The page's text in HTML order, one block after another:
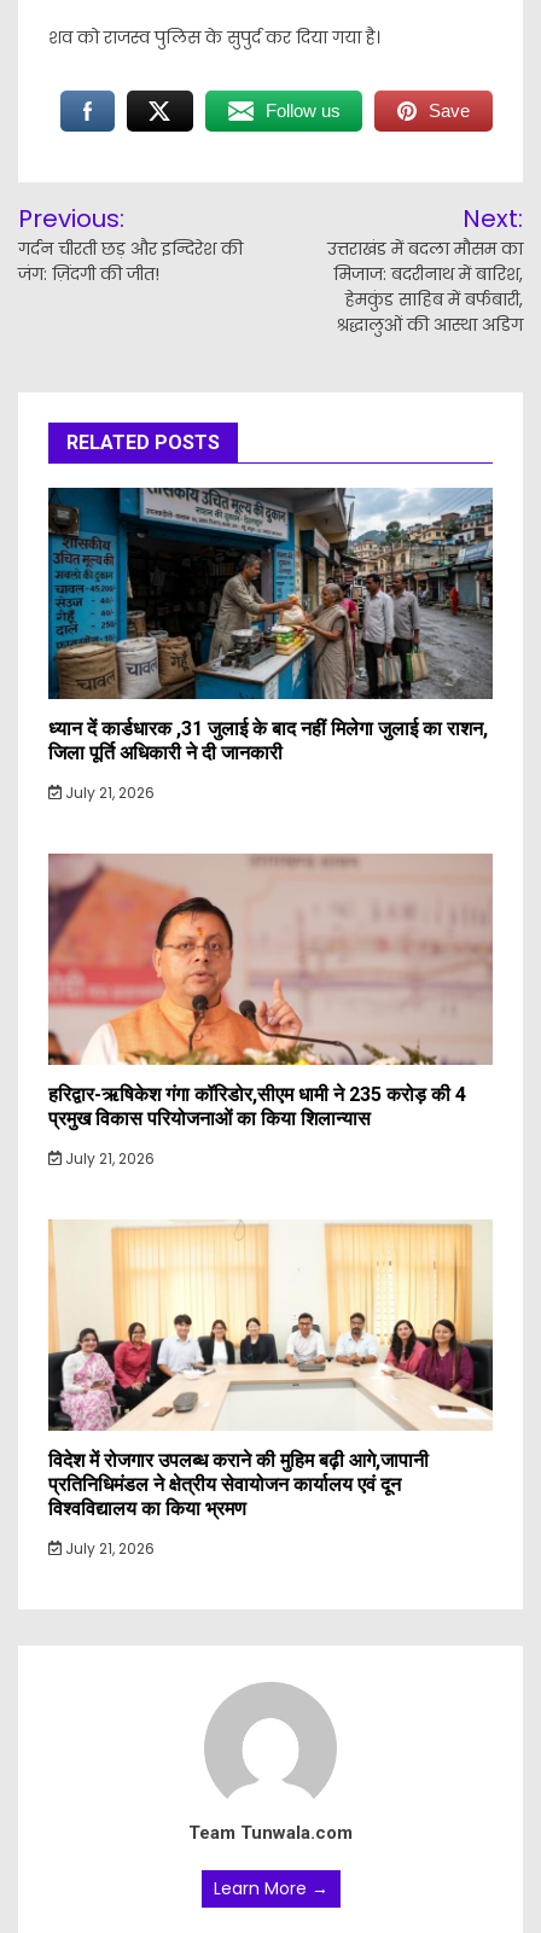
शव को राजस्व पुलिस के सुपुर्द कर दिया गया है।
Follow us Save
navigation
Previous:
गर्दन चीरती छड़ और इन्दिरेश की
जंग: ज़िंदगी की जीत!
Next:
उत्तराखंड में बदला मौसम का
मिजाज: बदरीनाथ में बारिश,
हेमकुंड साहिब में बर्फबारी,
श्रद्धालुओं की आस्था अडिग
RELATED POSTS
ध्यान दें कार्डधारक ,31 जुलाई के बाद नहीं मिलेगा जुलाई का राशन,
जिला पूर्ति अधिकारी ने दी जानकारी
July 21, 2026
हरिद्वार-ऋषिकेश गंगा कॉरिडोर,सीएम धामी ने 235 करोड़ की 4
प्रमुख विकास परियोजनाओं का किया शिलान्यास
July 21, 2026
विदेश में रोजगार उपलब्ध कराने की मुहिम बढ़ी आगे,जापानी
प्रतिनिधिमंडल ने क्षेत्रीय सेवायोजन कार्यालय एवं दून
विश्वविद्यालय का किया भ्रमण
July 21, 2026
Team Tunwala.com
Learn More →